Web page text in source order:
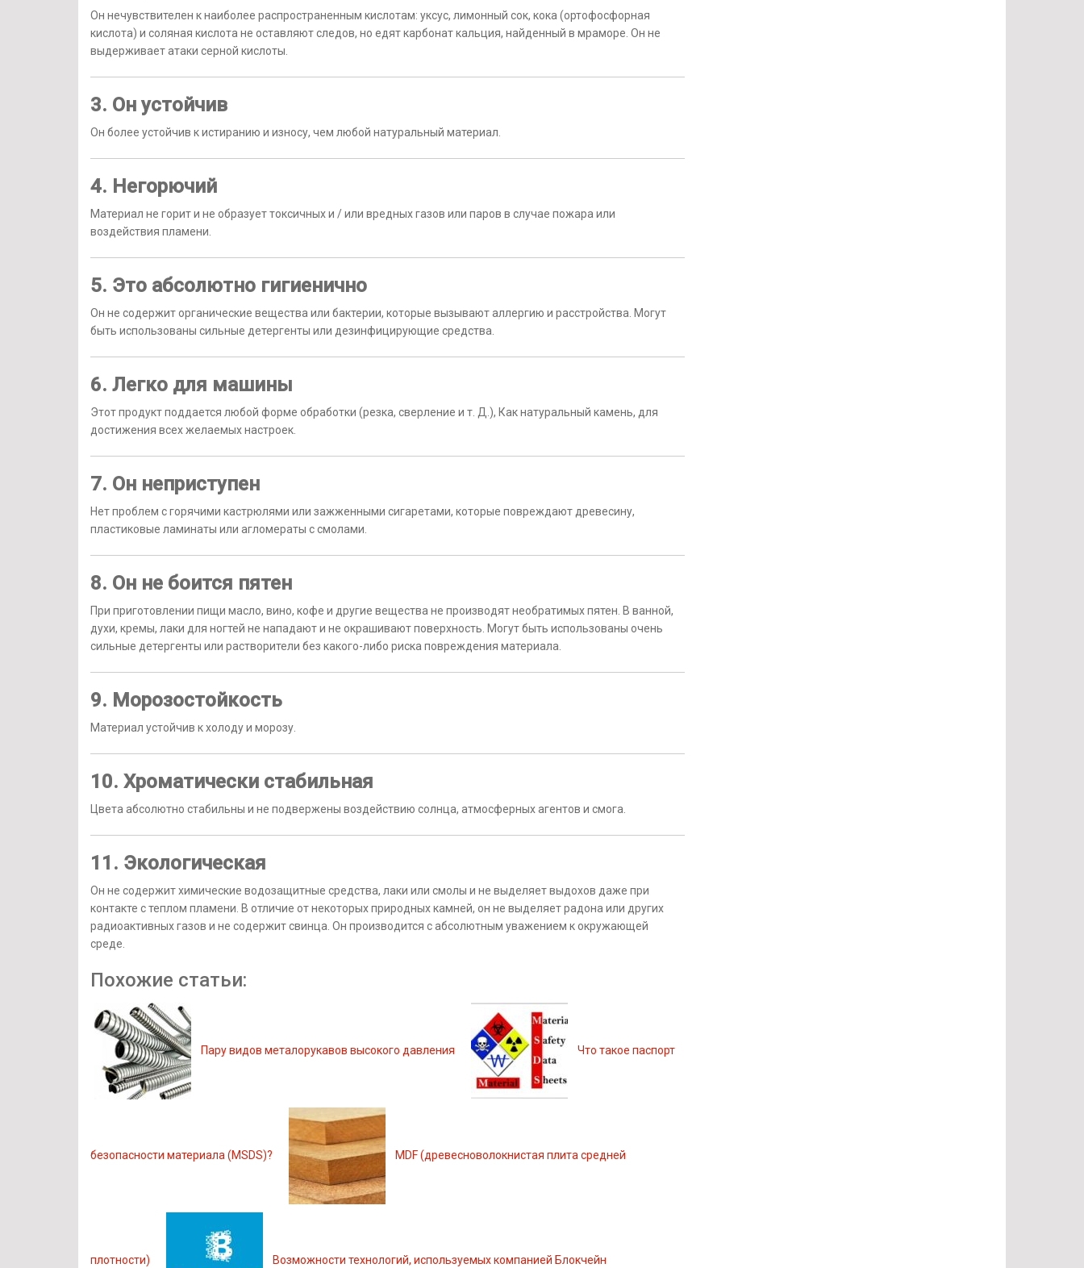
Он нечувствителен к наиболее распространенным кислотам: уксус, лимонный сок, кока (ортофосфорная
кислота) и соляная кислота не оставляют следов, но едят карбонат кальция, найденный в мраморе. Он не
выдерживает атаки серной кислоты.
3. Он устойчив
Он более устойчив к истиранию и износу, чем любой натуральный материал.
4. Негорючий
Материал не горит и не образует токсичных и / или вредных газов или паров в случае пожара или
воздействия пламени.
5. Это абсолютно гигиенично
Он не содержит органические вещества или бактерии, которые вызывают аллергию и расстройства. Могут
быть использованы сильные детергенты или дезинфицирующие средства.
6. Легко для машины
Этот продукт поддается любой форме обработки (резка, сверление и т. Д.), Как натуральный камень, для
достижения всех желаемых настроек.
7. Он неприступен
Нет проблем с горячими кастрюлями или зажженными сигаретами, которые повреждают древесину,
пластиковые ламинаты или агломераты с смолами.
8. Он не боится пятен
При приготовлении пищи масло, вино, кофе и другие вещества не производят необратимых пятен. В ванной,
духи, кремы, лаки для ногтей не нападают и не окрашивают поверхность. Могут быть использованы очень
сильные детергенты или растворители без какого-либо риска повреждения материала.
9. Морозостойкость
Материал устойчив к холоду и морозу.
10. Хроматически стабильная
Цвета абсолютно стабильны и не подвержены воздействию солнца, атмосферных агентов и смога.
11. Экологическая
Он не содержит химические водозащитные средства, лаки или смолы и не выделяет выдохов даже при
контакте с теплом пламени. В отличие от некоторых природных камней, он не выделяет радона или других
радиоактивных газов и не содержит свинца. Он производится с абсолютным уважением к окружающей
среде.
Похожие статьи:
Пару видов металорукавов высокого давления Что такое паспорт
безопасности материала (MSDS)? MDF (древесноволокнистая плита средней
плотности) Возможности технологий, используемых компанией Блокчейн